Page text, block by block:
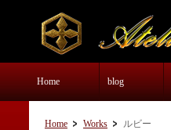
Home blog
Home Works ルビー